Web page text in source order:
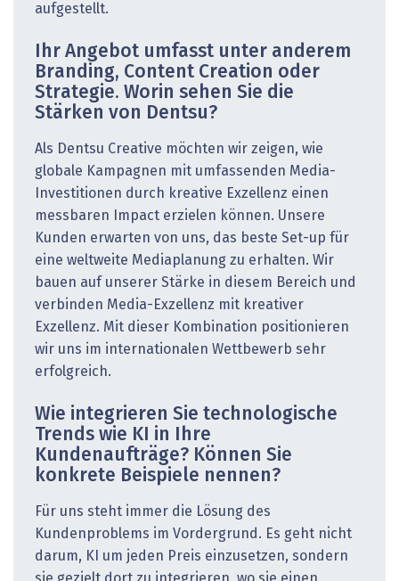
aufgestellt.
Ihr Angebot umfasst unter anderem
Branding, Content Creation oder
Strategie. Worin sehen Sie die
Stärken von Dentsu?
Als Dentsu Creative möchten wir zeigen, wie
globale Kampagnen mit umfassenden Media-
Investitionen durch kreative Exzellenz einen
messbaren Impact erzielen können. Unsere
Kunden erwarten von uns, das beste Set-up für
eine weltweite Mediaplanung zu erhalten. Wir
bauen auf unserer Stärke in diesem Bereich und
verbinden Media-Exzellenz mit kreativer
Exzellenz. Mit dieser Kombination positionieren
wir uns im internationalen Wettbewerb sehr
erfolgreich.
Wie integrieren Sie technologische
Trends wie KI in Ihre
Kundenaufträge? Können Sie
konkrete Beispiele nennen?
Für uns steht immer die Lösung des
Kundenproblems im Vordergrund. Es geht nicht
darum, KI um jeden Preis einzusetzen, sondern